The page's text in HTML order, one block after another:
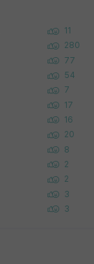
11
280
77
54
7
17
16
20
8
2
2
3
3